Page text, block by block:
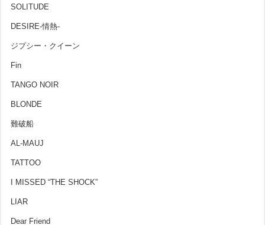
SOLITUDE
DESIRE-情熱-
ジプシー・クイーン
Fin
TANGO NOIR
BLONDE
難破船
AL-MAUJ
TATTOO
I MISSED “THE SHOCK”
LIAR
Dear Friend